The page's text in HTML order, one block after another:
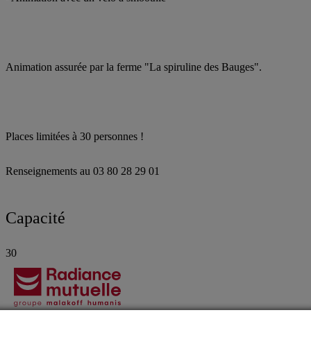
Animation assurée par la ferme "La spiruline des Bauges".
Places limitées à 30 personnes !
Renseignements au 03 80 28 29 01
Capacité
30